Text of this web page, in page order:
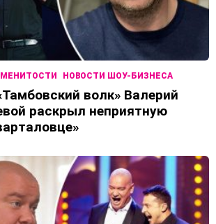
НОВОСТИ ШОУ-БИЗНЕСА
волк» Валерий
раскрыл неприятную